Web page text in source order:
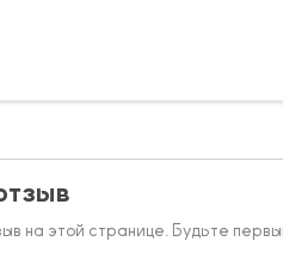
на этой странице. Будьте